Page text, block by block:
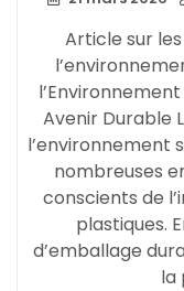
Article sur
Avenir Durable
l’environnement
nombreuses
conscients de
plastiques.
d’emballage
la